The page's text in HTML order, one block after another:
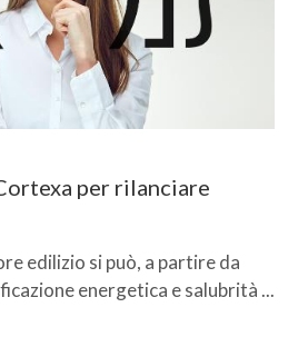
per rilanciare
edilizio si può, a partire da
energetica e salubrità ...